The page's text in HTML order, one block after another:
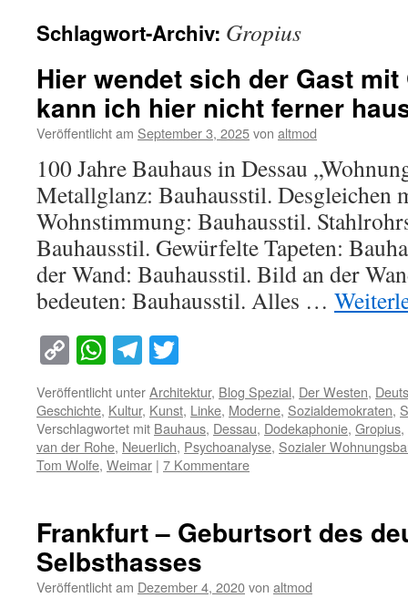
Schlagwort-Archiv: Gropius
Hier wendet sich der Gast mit
kann ich hier nicht ferner
Veröffentlicht am September 3, 2025von altmod
100 Jahre Bauhaus in Dessau
Metallglanz: Bauhausstil. Desgleichen
Wohnstimmung: Bauhausstil.
Bauhausstil. Gewürfelte Tapeten:
der Wand: Bauhausstil. Bild an der
bedeuten: Bauhausstil. Alles …
Copy
Link
WhatsApp
Telegram
Veröffentlicht unterArchitektur, Blog Spezial, Der Westen,
Geschichte, Kultur, Kunst, Linke, Moderne, Sozialdemokraten,
Verschlagwortet mit Bauhaus, Dessau, Dodekaphonie, Gropius,
van der Rohe, Neuerlich, Psychoanalyse, Sozialer
Tom Wolfe, Weimar | 7 Kommentare
Frankfurt – Geburtsort des
Selbsthasses
Veröffentlicht am Dezember 4, 2020von altmod